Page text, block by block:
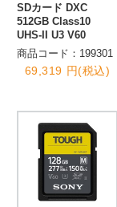
SDカード DXC
512GB Class10
UHS-II U3 V60
商品コード：199301
69,319 円(税込)